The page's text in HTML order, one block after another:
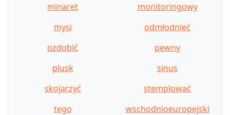
minaret
monitoringowy
mysi
odmłodnieć
ozdobić
pewny
plusk
sinus
skojarzyć
stemplować
tego
wschodnioeuropejski